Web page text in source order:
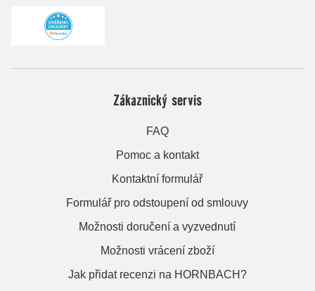
Zákaznický servis
FAQ
Pomoc a kontakt
Kontaktní formulář
Formulář pro odstoupení od smlouvy
Možnosti doručení a vyzvednutí
Možnosti vrácení zboží
Jak přidat recenzi na HORNBACH?